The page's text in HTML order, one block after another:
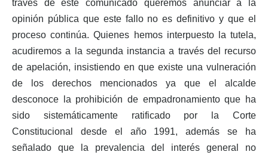
través de este comunicado queremos anunciar a la
opinión pública que este fallo no es definitivo y que el
proceso continúa. Quienes hemos interpuesto la tutela,
acudiremos a la segunda instancia a través del recurso
de apelación, insistiendo en que existe una vulneración
de los derechos mencionados ya que el alcalde
desconoce la prohibición de empadronamiento que ha
sido sistemáticamente ratificado por la Corte
Constitucional desde el año 1991, además se ha
señalado que la prevalencia del interés general no